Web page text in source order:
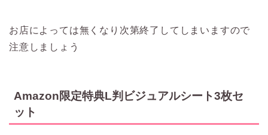
お店によっては無くなり次第終了してしまいますので
注意しましょう
Amazon限定特典L判ビジュアルシート3枚セ
ット